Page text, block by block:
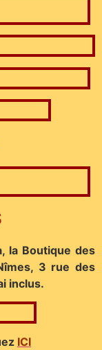
la Boutique des
3 rue des
inclus.
ICI